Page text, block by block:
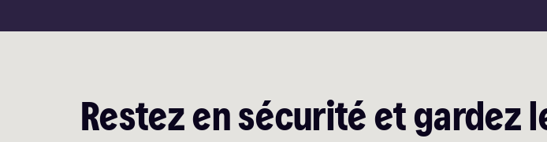
Restez en sécurité et gardez